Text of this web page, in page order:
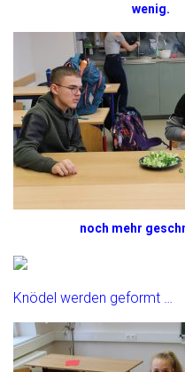
wenig.
noch mehr
Knödel werden geformt …